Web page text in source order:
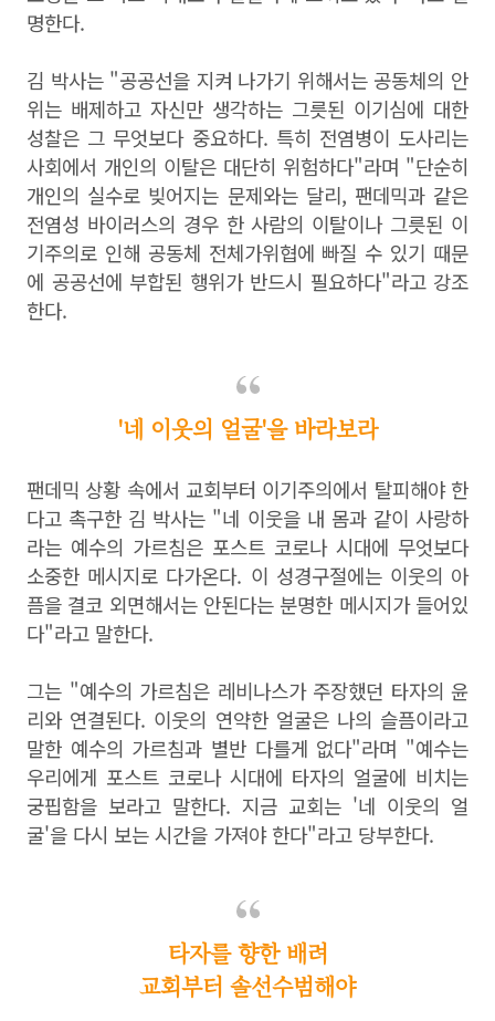
명한다.
김 박사는 "공공선을 지켜 나가기 위해서는 공동체의 안
위는 배제하고 자신만 생각하는 그릇된 이기심에 대한
성찰은 그 무엇보다 중요하다. 특히 전염병이 도사리는
사회에서 개인의 이탈은 대단히 위험하다"라며 "단순히
개인의 실수로 빚어지는 문제와는 달리, 팬데믹과 같은
전염성 바이러스의 경우 한 사람의 이탈이나 그릇된 이
기주의로 인해 공동체 전체가위협에 빠질 수 있기 때문
에 공공선에 부합된 행위가 반드시 필요하다"라고 강조
한다.
'네 이웃의 얼굴'을 바라보라
팬데믹 상황 속에서 교회부터 이기주의에서 탈피해야 한
다고 촉구한 김 박사는 "네 이웃을 내 몸과 같이 사랑하
라는 예수의 가르침은 포스트 코로나 시대에 무엇보다
소중한 메시지로 다가온다. 이 성경구절에는 이웃의 아
픔을 결코 외면해서는 안된다는 분명한 메시지가 들어있
다"라고 말한다.
그는 "예수의 가르침은 레비나스가 주장했던 타자의 윤
리와 연결된다. 이웃의 연약한 얼굴은 나의 슬픔이라고
말한 예수의 가르침과 별반 다를게 없다"라며 "예수는
우리에게 포스트 코로나 시대에 타자의 얼굴에 비치는
궁핍함을 보라고 말한다. 지금 교회는 '네 이웃의 얼
굴'을 다시 보는 시간을 가져야 한다"라고 당부한다.
타자를 향한 배려
교회부터 솔선수범해야